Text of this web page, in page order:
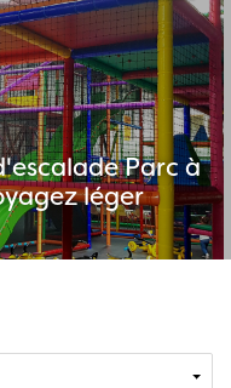
Parc à
léger